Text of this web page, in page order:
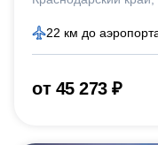
22 км до
от 45 273 ₽